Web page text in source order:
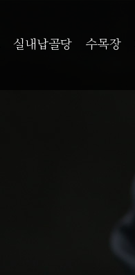
실내납골당 수목장